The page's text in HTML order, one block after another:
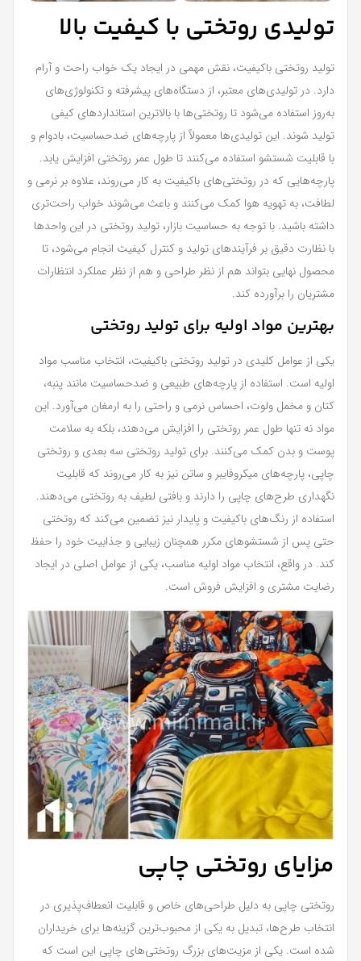
تولیدی روتختی با کیفیت بالا
تولید روتختی باکیفیت، نقش مهمی در ایجاد یک خواب راحت و آرام
دارد. در تولیدی‌های معتبر، از دستگاه‌های پیشرفته و تکنولوژی‌های
به‌روز استفاده می‌شود تا روتختی‌ها با بالاترین استانداردهای کیفی
تولید شوند. این تولیدی‌ها معمولاً از پارچه‌های ضدحساسیت، بادوام و
با قابلیت شستشو استفاده می‌کنند تا طول عمر روتختی افزایش یابد.
پارچه‌هایی که در روتختی‌های باکیفیت به کار می‌روند، علاوه بر نرمی و
لطافت، به تهویه هوا کمک می‌کنند و باعث می‌شوند خواب راحت‌تری
داشته باشید. با توجه به حساسیت بازار، تولید روتختی در این واحدها
با نظارت دقیق بر فرآیندهای تولید و کنترل کیفیت انجام می‌شود، تا
محصول نهایی بتواند هم از نظر طراحی و هم از نظر عملکرد انتظارات
مشتریان را برآورده کند.
بهترین مواد اولیه برای تولید روتختی
یکی از عوامل کلیدی در تولید روتختی باکیفیت، انتخاب مناسب مواد
اولیه است. استفاده از پارچه‌های طبیعی و ضدحساسیت مانند پنبه،
کتان و مخمل ولوت، احساس نرمی و راحتی را به ارمغان می‌آورد. این
مواد نه تنها طول عمر روتختی را افزایش می‌دهند، بلکه به سلامت
پوست و بدن کمک می‌کنند. برای تولید روتختی سه بعدی و روتختی
چاپی، پارچه‌های میکروفایبر و ساتن نیز به کار می‌روند که قابلیت
نگهداری طرح‌های چاپی را دارند و بافتی لطیف به روتختی می‌دهند.
استفاده از رنگ‌های باکیفیت و پایدار نیز تضمین می‌کند که روتختی
حتی پس از شستشوهای مکرر همچنان زیبایی و جذابیت خود را حفظ
کند. در واقع، انتخاب مواد اولیه مناسب، یکی از عوامل اصلی در ایجاد
رضایت مشتری و افزایش فروش است.
مزایای روتختی چاپی
روتختی چاپی به دلیل طراحی‌های خاص و قابلیت انعطاف‌پذیری در
انتخاب طرح‌ها، تبدیل به یکی از محبوب‌ترین گزینه‌ها برای خریداران
شده است. یکی از مزیت‌های بزرگ روتختی‌های چاپی این است که